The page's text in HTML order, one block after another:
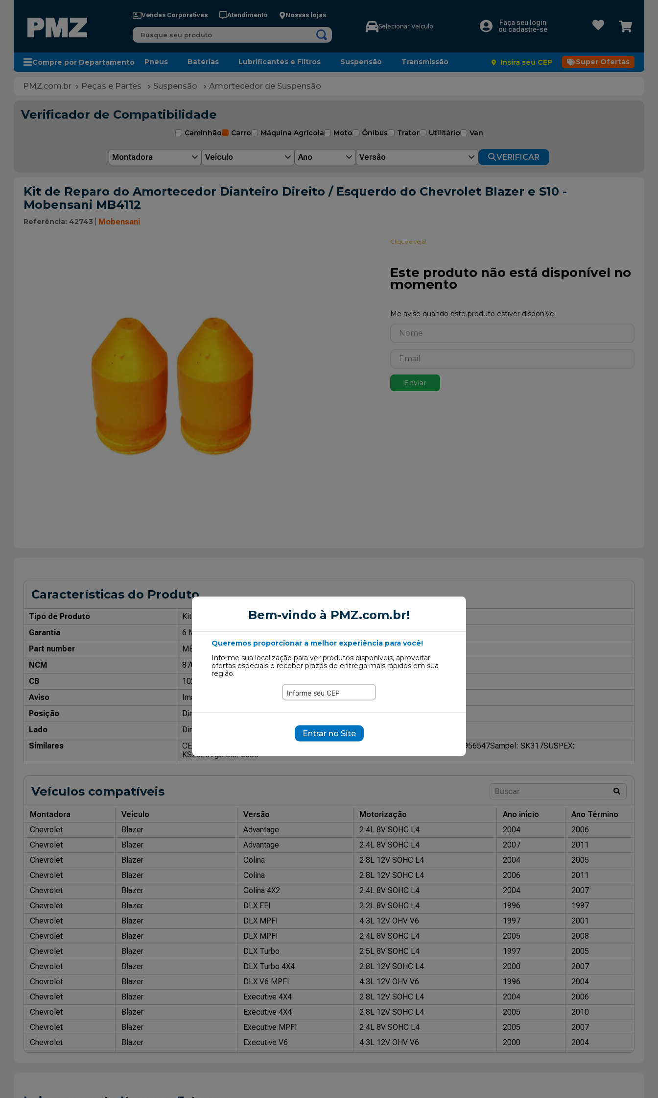
Bem-vindo à PMZ.com.br!
Queremos proporcionar a melhor experiência para você!
Informe sua localização para ver produtos disponíveis, aproveitar
ofertas especiais e receber prazos de entrega mais rápidos em sua
região.
Entrar no Site
Vendas Corporativas Atendimento Nossas lojas
Busque seu produto Selecionar Veículo
Faça seu login
ou cadastre-se
Compre por Departamento Pneus Baterias Lubrificantes e Filtros Suspensão Transmissão Insira seu CEP Super Ofertas
Peças e Partes Suspensão Amortecedor de Suspensão
Verificador de Compatibilidade
Caminhão Carro Máquina Agrícola Moto Ônibus Trator Utilitário Van
Montadora Veículo Ano Versão VERIFICAR
Kit de Reparo do Amortecedor Dianteiro Direito / Esquerdo do Chevrolet Blazer e S10 -
Mobensani MB4112
Referência: 42743 Mobensani
Clique e veja!
Este produto não está disponível no
momento
Enviar
Características do Produto
Tipo de Produto
Kit de Reparo do Amortecedor
Garantia
6 Meses
Part number
MB4112
NCM
87088000
CB
10204800776
Aviso
Imagens meramente ilustrativas.
Posição
Direito / Esquerdo
Lado
Direito / Esquerdo
Similares
CENTROFLEX: 536K ORIGINAL OEM: 15956547Sampel: SK317SUSPEX:
KS2026Vgercie: 6650
Veículos compatíveis
Montadora Veículo Versão Motorização Ano início
Ano Término
Chevrolet
Blazer Advantage 2.4L 8V SOHC L4 2004
2006
Chevrolet
Blazer Advantage 2.4L 8V SOHC L4 2007
2011
Chevrolet
Blazer Colina 2.8L 12V SOHC L4 2004
2005
Chevrolet
Blazer Colina 2.8L 12V SOHC L4 2006
2011
Chevrolet
Blazer Colina 4X2 2.4L 8V SOHC L4 2004
2007
Chevrolet
Blazer DLX EFI 2.2L 8V SOHC L4 1996
1997
Chevrolet
Blazer DLX MPFI 4.3L 12V OHV V6 1997
2001
Chevrolet
Blazer DLX MPFI 2.4L 8V SOHC L4 2005
2008
Chevrolet
Blazer DLX Turbo 2.5L 8V SOHC L4 1997
2005
Chevrolet
Blazer DLX Turbo 4X4 2.8L 12V SOHC L4 2000
2007
Chevrolet
Blazer DLX V6 MPFI 4.3L 12V OHV V6 1996
2004
Chevrolet
Blazer Executive 4X4 2.8L 12V SOHC L4 2004
2006
Chevrolet
Blazer Executive 4X4 2.8L 12V SOHC L4 2005
2010
Chevrolet
Blazer Executive MPFI 2.4L 8V SOHC L4 2005
2007
Chevrolet
Blazer Executive V6 4.3L 12V OHV V6 2000
2004